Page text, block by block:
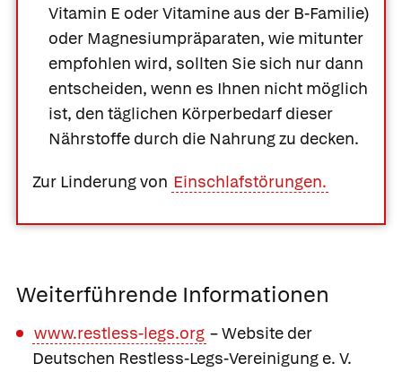
Vitamin E oder Vitamine aus der B-Familie)
oder Magnesiumpräparaten, wie mitunter
empfohlen wird, sollten Sie sich nur dann
entscheiden, wenn es Ihnen nicht möglich
ist, den täglichen Körperbedarf dieser
Nährstoffe durch die Nahrung zu decken.
Zur Linderung von Einschlafstörungen.
Weiterführende Informationen
www.restless-legs.org – Website der
Deutschen Restless-Legs-Vereinigung e. V.